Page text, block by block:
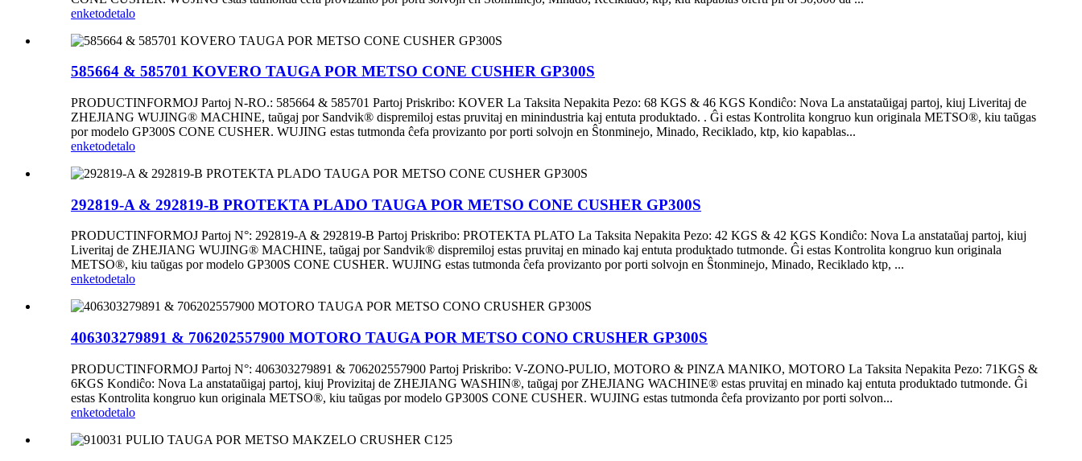
enketodetalo
585664 & 585701 KOVERO TAUGA POR METSO CONE CUSHER GP300S
PRODUCTINFORMOJ Partoj N-RO.: 585664 & 585701 Partoj Priskribo: KOVER La Taksita Nepakita Pezo: 68 KGS & 46 KGS Kondiĉo: Nova La anstataŭigaj partoj, kiuj Liveritaj de
ZHEJIANG WUJING® MACHINE, taŭgaj por Sandvik® dispremiloj estas pruvitaj en minindustria kaj entuta produktado. . Ĝi estas Kontrolita kongruo kun originala METSO®, kiu taŭgas
por modelo GP300S CONE CUSHER. WUJING estas tutmonda ĉefa provizanto por porti solvojn en Ŝtonminejo, Minado, Reciklado, ktp, kio kapablas...
enketodetalo
292819-A & 292819-B PROTEKTA PLADO TAUGA POR METSO CONE CUSHER GP300S
PRODUCTINFORMOJ Partoj N°: 292819-A & 292819-B Partoj Priskribo: PROTEKTA PLATO La Taksita Nepakita Pezo: 42 KGS & 42 KGS Kondiĉo: Nova La anstataŭaj partoj, kiuj
Liveritaj de ZHEJIANG WUJING® MACHINE, taŭgaj por Sandvik® dispremiloj estas pruvitaj en minado kaj entuta produktado tutmonde. Ĝi estas Kontrolita kongruo kun originala
METSO®, kiu taŭgas por modelo GP300S CONE CUSHER. WUJING estas tutmonda ĉefa provizanto por porti solvojn en Ŝtonminejo, Minado, Reciklado ktp, ...
enketodetalo
406303279891 & 706202557900 MOTORO TAUGA POR METSO CONO CRUSHER GP300S
PRODUCTINFORMOJ Partoj N°: 406303279891 & 706202557900 Partoj Priskribo: V-ZONO-PULIO, MOTORO & PINZA MANIKO, MOTORO La Taksita Nepakita Pezo: 71KGS &
6KGS Kondiĉo: Nova La anstataŭigaj partoj, kiuj Provizitaj de ZHEJIANG WASHIN®, taŭgaj por ZHEJIANG WACHINE® estas pruvitaj en minado kaj entuta produktado tutmonde. Ĝi
estas Kontrolita kongruo kun originala METSO®, kiu taŭgas por modelo GP300S CONE CUSHER. WUJING estas tutmonda ĉefa provizanto por porti solvon...
enketodetalo